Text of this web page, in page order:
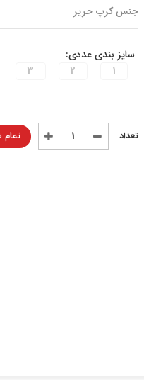
جنس کرپ حریر
سایز بندی عددی:
1
2
3